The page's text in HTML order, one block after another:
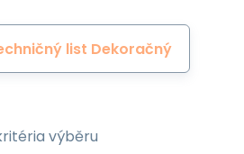
list Dekoračný
výběru